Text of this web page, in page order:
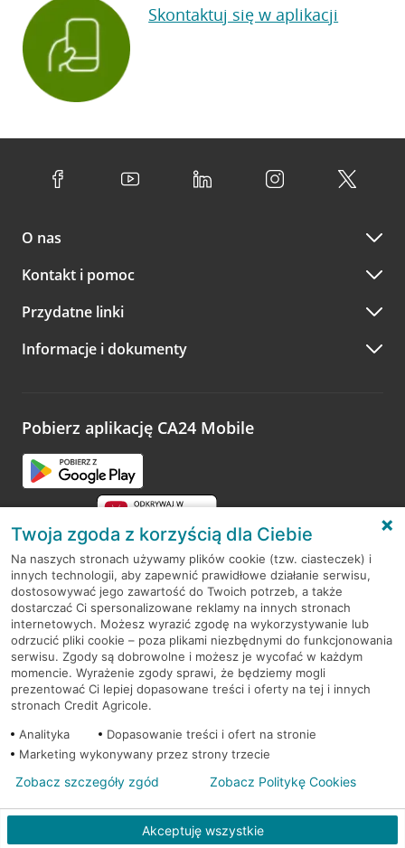
Skontaktuj się w aplikacji
O nas
Kontakt i pomoc
Przydatne linki
Informacje i dokumenty
Pobierz aplikację CA24 Mobile
RODO
Regulamin serwisu
Mapa serwisu
PolitykaCookies
© 2026 Credit Agricole Bank Polska S.A. Wszelkie prawa zastrzeżone
Twoja zgoda z korzyścią dla Ciebie
Na naszych stronach używamy plików cookie (tzw. ciasteczek) i
innych technologii, aby zapewnić prawidłowe działanie serwisu,
dostosowywać jego zawartość do Twoich potrzeb, a także
dostarczać Ci spersonalizowane reklamy na innych stronach
internetowych. Możesz wyrazić zgodę na wykorzystywanie lub
odrzucić pliki cookie – poza plikami niezbędnymi do funkcjonowania
serwisu. Zgody są dobrowolne i możesz je wycofać w każdym
momencie. Wyrażenie zgody sprawi, że będziemy mogli
prezentować Ci lepiej dopasowane treści i oferty na tej i innych
stronach Credit Agricole.
Analityka
Dopasowanie treści i ofert na stronie
Marketing wykonywany przez strony trzecie
Akceptuję wszystkie
Zobacz szczegóły zgód Zobacz Politykę Cookies